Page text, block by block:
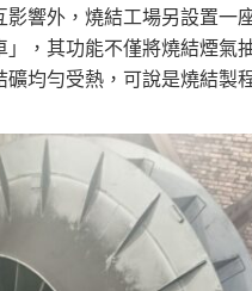
響外，燒結工場另設置一
，其功能不僅將燒結煙氣
均勻受熱，可說是燒結製